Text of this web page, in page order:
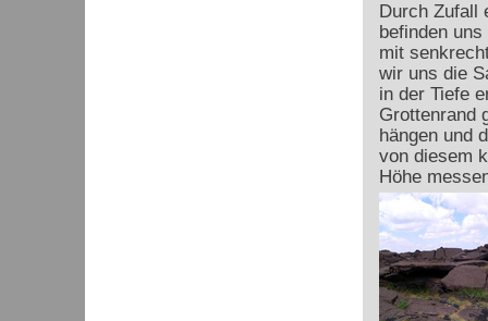
Durch Zufall
befinden
mit
wir uns die
in der Tiefe
Grottenrand
hängen und
von diesem
Höhe